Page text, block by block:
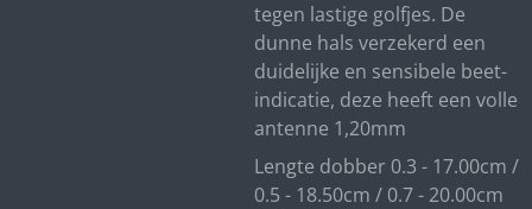
tegen lastige golfjes. De
dunne hals verzekerd een
duidelijke en sensibele beet-
indicatie, deze heeft een volle
antenne 1,20mm
Lengte dobber 0.3 - 17.00cm /
0.5 - 18.50cm / 0.7 - 20.00cm